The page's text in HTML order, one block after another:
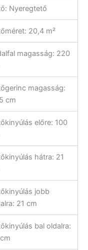
Nyeregtető
20,4 m²
magasság: 220
magasság:
cm
előre: 100
hátra: 21
jobb
21 cm
bal oldalra: